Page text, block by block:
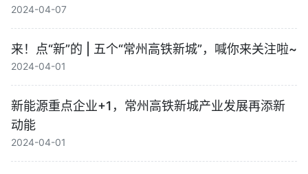
2024-04-07
来！点“新”的 | 五个“常州高铁新城”，喊你来关注啦~
2024-04-01
新能源重点企业+1，常州高铁新城产业发展再添新
动能
2024-04-01